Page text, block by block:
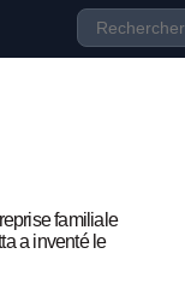
familiale
a inventé le